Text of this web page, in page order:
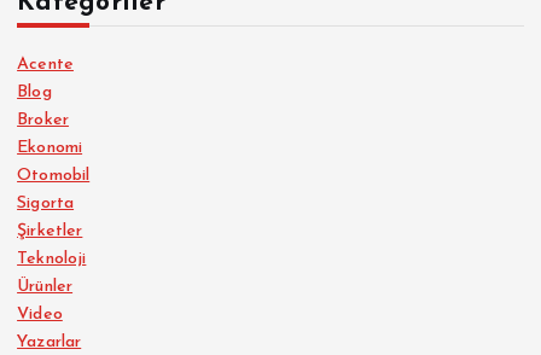
Acente
Blog
Broker
Ekonomi
Otomobil
Sigorta
Şirketler
Teknoloji
Ürünler
Video
Yazarlar